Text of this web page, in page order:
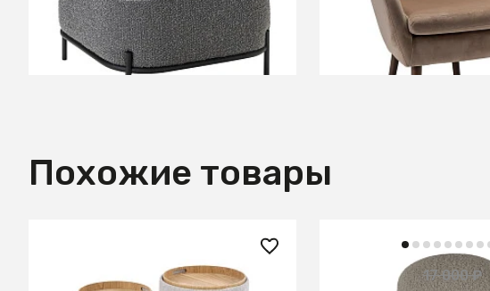
В КОРЗИНУ В КОРЗИНУ
Похожие товары
15 300 ₽ 17 000 ₽